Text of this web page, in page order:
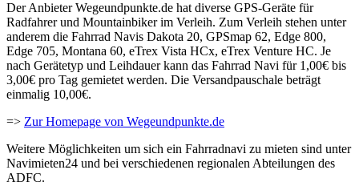
Der Anbieter Wegeundpunkte.de hat diverse GPS-Geräte für
Radfahrer und Mountainbiker im Verleih. Zum Verleih stehen unter
anderem die Fahrrad Navis Dakota 20, GPSmap 62, Edge 800,
Edge 705, Montana 60, eTrex Vista HCx, eTrex Venture HC. Je
nach Gerätetyp und Leihdauer kann das Fahrrad Navi für 1,00€ bis
3,00€ pro Tag gemietet werden. Die Versandpauschale beträgt
einmalig 10,00€.
=> Zur Homepage von Wegeundpunkte.de
Weitere Möglichkeiten um sich ein Fahrradnavi zu mieten sind unter
Navimieten24 und bei verschiedenen regionalen Abteilungen des
ADFC.